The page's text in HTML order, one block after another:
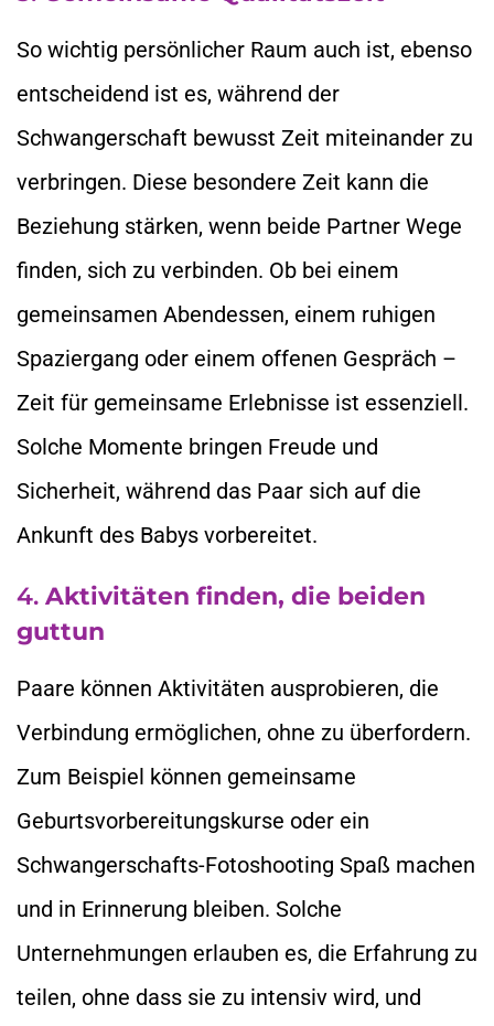
So wichtig persönlicher Raum auch ist, ebenso
entscheidend ist es, während der
Schwangerschaft bewusst Zeit miteinander zu
verbringen. Diese besondere Zeit kann die
Beziehung stärken, wenn beide Partner Wege
finden, sich zu verbinden. Ob bei einem
gemeinsamen Abendessen, einem ruhigen
Spaziergang oder einem offenen Gespräch –
Zeit für gemeinsame Erlebnisse ist essenziell.
Solche Momente bringen Freude und
Sicherheit, während das Paar sich auf die
Ankunft des Babys vorbereitet.
4. Aktivitäten finden, die beiden
guttun
Paare können Aktivitäten ausprobieren, die
Verbindung ermöglichen, ohne zu überfordern.
Zum Beispiel können gemeinsame
Geburtsvorbereitungskurse oder ein
Schwangerschafts-Fotoshooting Spaß machen
und in Erinnerung bleiben. Solche
Unternehmungen erlauben es, die Erfahrung zu
teilen, ohne dass sie zu intensiv wird, und